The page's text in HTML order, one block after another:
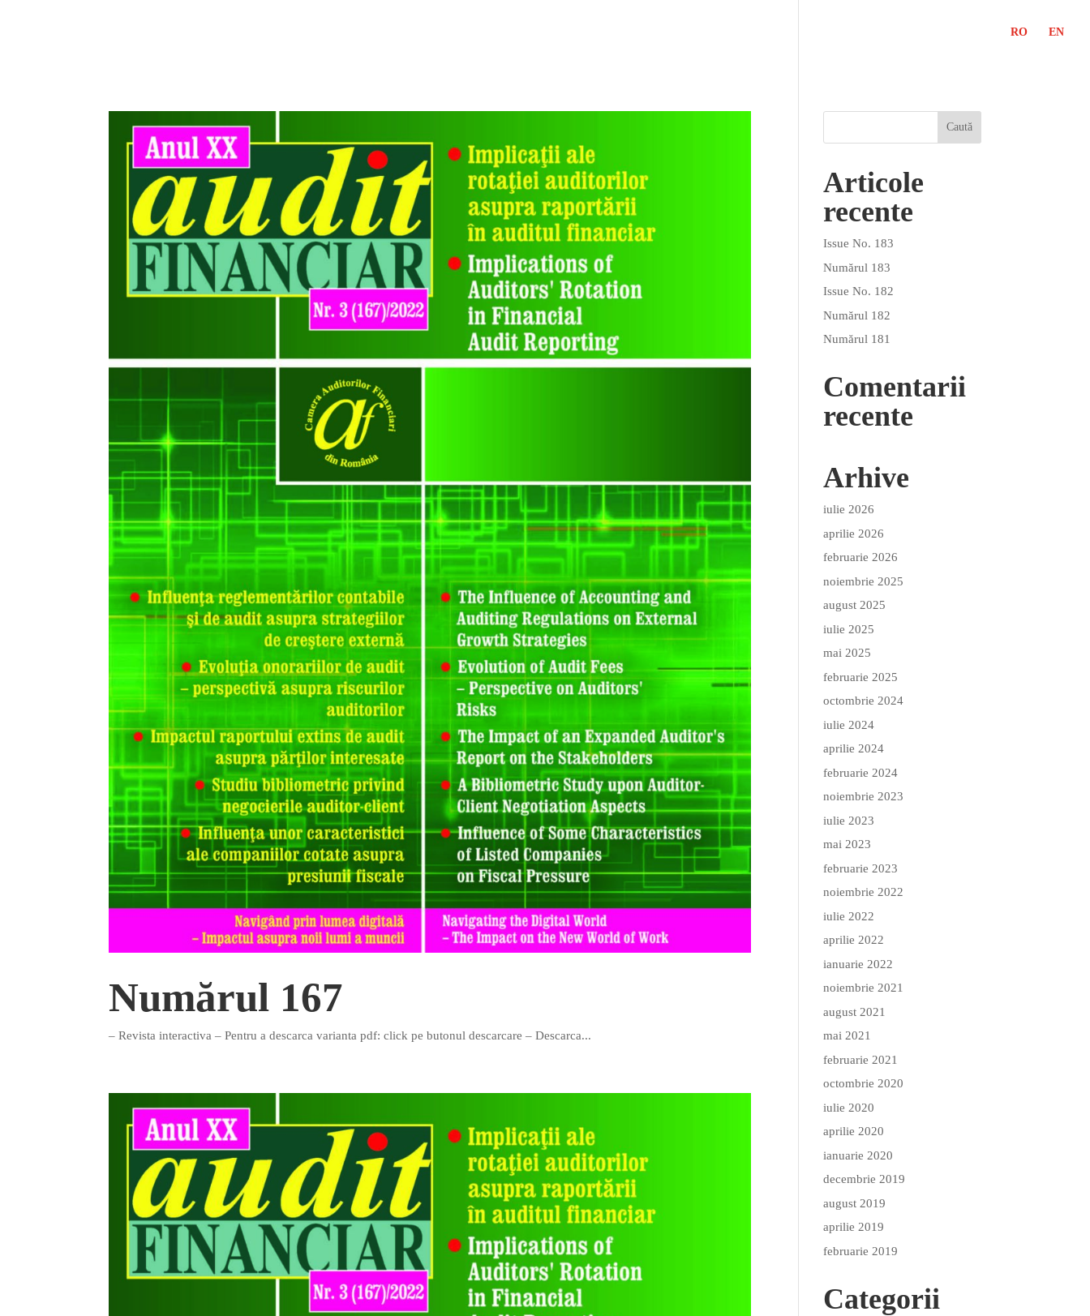
RO EN
Numărul 167
– Revista interactiva – Pentru a descarca varianta pdf: click pe butonul descarcare – Descarca...
Articole
recente
Issue No. 183
Numărul 183
Issue No. 182
Numărul 182
Numărul 181
Comentarii
recente
Arhive
iulie 2026
aprilie 2026
februarie 2026
noiembrie 2025
august 2025
iulie 2025
mai 2025
februarie 2025
octombrie 2024
iulie 2024
aprilie 2024
februarie 2024
noiembrie 2023
iulie 2023
mai 2023
februarie 2023
noiembrie 2022
iulie 2022
aprilie 2022
ianuarie 2022
noiembrie 2021
august 2021
mai 2021
februarie 2021
octombrie 2020
iulie 2020
aprilie 2020
ianuarie 2020
decembrie 2019
august 2019
aprilie 2019
februarie 2019
Categorii